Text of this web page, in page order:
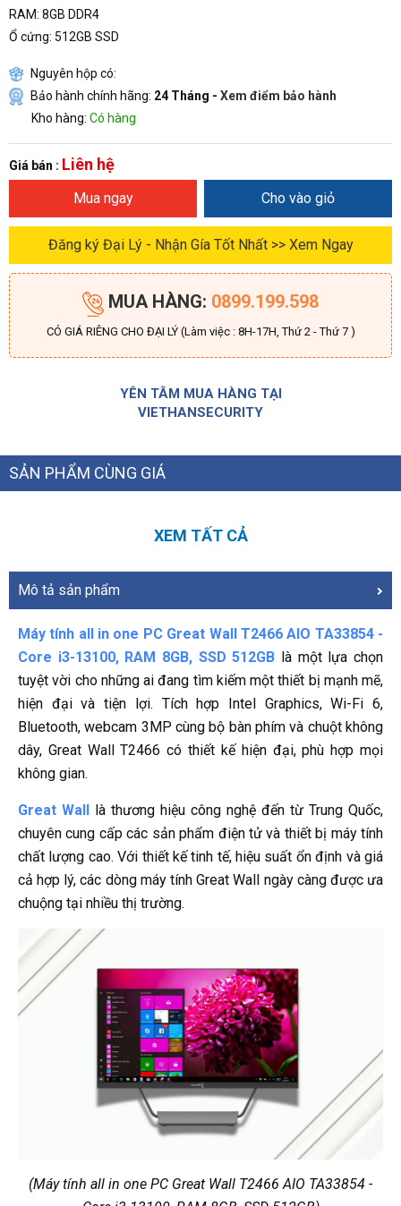
RAM: 8GB DDR4
Ổ cứng: 512GB SSD
Nguyên hộp có:
Bảo hành chính hãng: 24 Tháng - Xem điểm bảo hành
Kho hàng: Có hàng
Giá bán : Liên hệ
Mua ngay Cho vào giỏ
Đăng ký Đại Lý - Nhận Gía Tốt Nhất >> Xem Ngay
MUA HÀNG: 0899.199.598
CÓ GIÁ RIÊNG CHO ĐẠI LÝ (Làm việc : 8H-17H, Thứ 2 - Thứ 7 )
YÊN TÂM MUA HÀNG TẠI
VIETHANSECURITY
SẢN PHẨM CÙNG GIÁ
XEM TẤT CẢ
Mô tả sản phẩm
Máy tính all in one PC Great Wall T2466 AIO TA33854 -
Core i3-13100, RAM 8GB, SSD 512GB là một lựa chọn
tuyệt vời cho những ai đang tìm kiếm một thiết bị mạnh mẽ,
hiện đại và tiện lợi. Tích hợp Intel Graphics, Wi-Fi 6,
Bluetooth, webcam 3MP cùng bộ bàn phím và chuột không
dây, Great Wall T2466 có thiết kế hiện đại, phù hợp mọi
không gian.
Great Wall
là thương hiệu công nghệ đến từ Trung Quốc,
chuyên cung cấp các sản phẩm điện tử và thiết bị máy tính
chất lượng cao. Với thiết kế tinh tế, hiệu suất ổn định và giá
cả hợp lý, các dòng máy tính Great Wall ngày càng được ưa
chuộng tại nhiều thị trường.
(Máy tính all in one PC Great Wall T2466 AIO TA33854 -